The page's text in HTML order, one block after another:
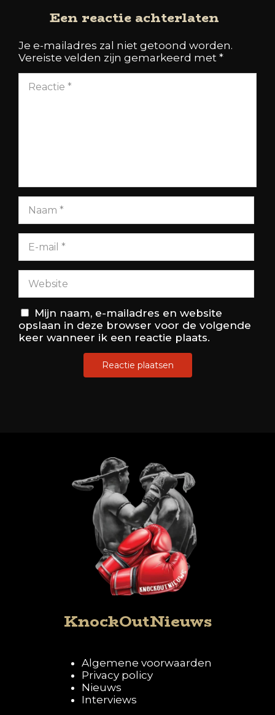
Een reactie achterlaten
Je e-mailadres zal niet getoond worden.
Vereiste velden zijn gemarkeerd met *
Mijn naam, e-mailadres en website
opslaan in deze browser voor de volgende
keer wanneer ik een reactie plaats.
KnockOutNieuws
Algemene voorwaarden
Privacy policy
Nieuws
Interviews